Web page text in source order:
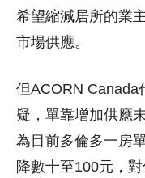
希望縮減居所的業
市場供應。
但ACORN Canada
疑，單靠增加供應
為目前多倫多一房
降數十至100元，